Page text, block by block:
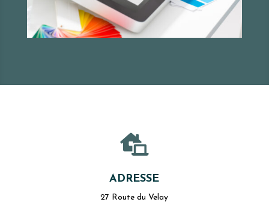

ADRESSE
27 Route du Velay